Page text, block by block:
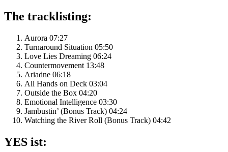
The tracklisting:
Aurora 07:27
Turnaround Situation 05:50
Love Lies Dreaming 06:24
Countermovement 13:48
Ariadne 06:18
All Hands on Deck 03:04
Outside the Box 04:20
Emotional Intelligence 03:30
Jambustin’ (Bonus Track) 04:24
Watching the River Roll (Bonus Track) 04:42
YES ist: